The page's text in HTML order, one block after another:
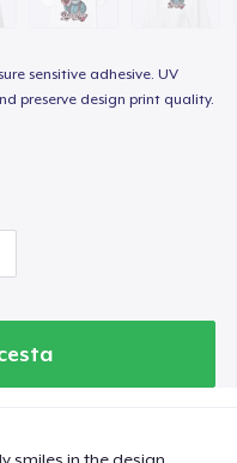
sensitive adhesive. UV
preserve design print quality.
Tee